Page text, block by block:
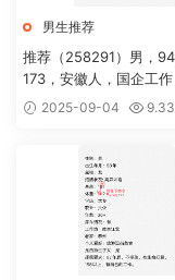
男生推荐
推荐（258291）男，
173，安徽人，国企工
0+，房车无贷
2025-09-04